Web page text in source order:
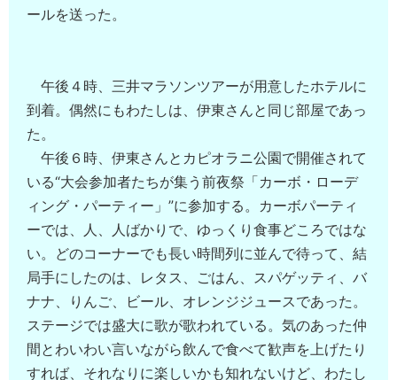
ールを送った。
午後４時、三井マラソンツアーが用意したホテルに
到着。偶然にもわたしは、伊東さんと同じ部屋であっ
た。
午後６時、伊東さんとカピオラニ公園で開催されて
いる“大会参加者たちが集う前夜祭「カーボ・ローデ
ィング・パーティー」”に参加する。カーボパーティ
ーでは、人、人ばかりで、ゆっくり食事どころではな
い。どのコーナーでも長い時間列に並んで待って、結
局手にしたのは、レタス、ごはん、スパゲッティ、バ
ナナ、りんご、ビール、オレンジジュースであった。
ステージでは盛大に歌が歌われている。気のあった仲
間とわいわい言いながら飲んで食べて歓声を上げたり
すれば、それなりに楽しいかも知れないけど、わたし